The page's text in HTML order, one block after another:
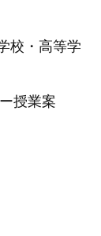
校・高等学
授業案